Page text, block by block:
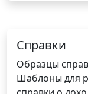
Справки
Образцы
Шаблоны для